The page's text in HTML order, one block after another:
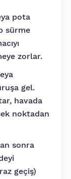
pota
sürme
zorlar.
gel.
havada
noktadan
sonra
geçiş)